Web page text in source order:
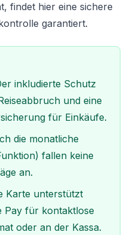
findet hier eine sichere
garantiert.
inkludierte Schutz
und eine
für Einkäufe.
die monatliche
fallen keine
an.
Karte unterstützt
Pay für kontaktlose
oder an der Kassa.